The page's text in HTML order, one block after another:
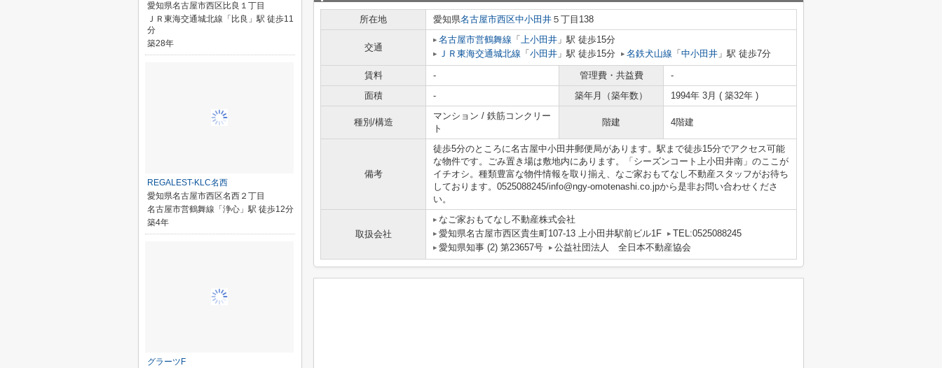
所在地 愛知県名古屋市西区中小田井 ５丁目138
交通
名古屋市営鶴舞線 「 上小田井 」駅 徒歩15分
ＪＲ東海交通城北線 「 小田井 」駅 徒歩15分 名鉄犬山線 「 中小田井 」駅 徒歩7分
賃料 - 管理費・共益費
-
面積
- 築年月（築年数） 1994年 3月 ( 築32年 )
種別/構造
マンション / 鉄筋コンクリー
ト
階建 4階建
備考
徒歩5分のところに名古屋中小田井郵便局があります。駅まで徒歩15分でアクセス可能
な物件です。ごみ置き場は敷地内にあります。「シーズンコート上小田井南」のここが
イチオシ。種類豊富な物件情報を取り揃え、なご家おもてなし不動産スタッフがお待ち
しております。0525088245/info@ngy-omotenashi.co.jpから是非お問い合わせくださ
い。
取扱会社
なご家おもてなし不動産株式会社
愛知県名古屋市西区貴生町107-13 上小田井駅前ビル1F
TEL:0525088245
愛知県知事 (2) 第23657号
公益社団法人 全日本不動産協会
愛知県名古屋市西区比良１丁目
ＪＲ東海交通城北線「比良」駅 徒歩11
分
築28年
REGALEST-KLC名西
愛知県名古屋市西区名西２丁目
名古屋市営鶴舞線「浄心」駅 徒歩12分
築4年
グラーツF